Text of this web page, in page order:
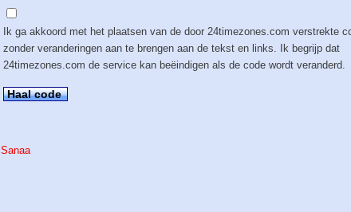
Ik ga akkoord met het plaatsen van de door 24timezones.com verstrekte
zonder veranderingen aan te brengen aan de tekst en links. Ik begrijp dat
24timezones.com de service kan beëindigen als de code wordt veranderd.
Haal code
Sanaa